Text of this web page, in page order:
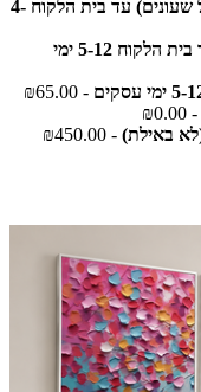
משלוח תמונה קטנה(עד 120 ס"מ ,כולל שעונים) עד בית הלקוח 4-
משלוח תמונה גדולה(מעל 120 ס"מ) עד בית הלקוח 5-12 ימי
- ₪65.00
- ₪0.00
- ₪450.00